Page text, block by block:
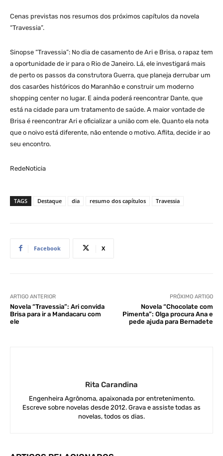
Cenas previstas nos resumos dos próximos capítulos da novela
“Travessia”.
Sinopse “Travessia”: No dia de casamento de Ari e Brisa, o rapaz tem
a oportunidade de ir para o Rio de Janeiro. Lá, ele investigará mais
de perto os passos da construtora Guerra, que planeja derrubar um
dos casarões históricos do Maranhão e construir um moderno
shopping center no lugar. E ainda poderá reencontrar Dante, que
está na cidade para um tratamento de saúde. A maior vontade de
Brisa é reencontrar Ari e oficializar a união com ele. Quanto ela nota
que o noivo está diferente, não entende o motivo. Aflita, decide ir ao
seu encontro.
RedeNoticia
TAGS Destaque dia resumo dos capítulos Travessia
Facebook X
ARTIGO ANTERIOR
Novela “Travessia”: Ari convida
Brisa para ir a Mandacaru com
ele
PRÓXIMO ARTIGO
Novela “Chocolate com
Pimenta”: Olga procura Ana e
pede ajuda para Bernadete
Rita Carandina
Engenheira Agrônoma, apaixonada por entretenimento.
Escreve sobre novelas desde 2012. Grava e assiste todas as
novelas, todos os dias.